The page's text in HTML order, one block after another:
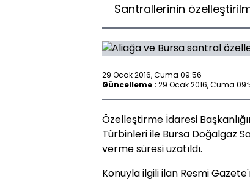
Santrallerinin
29 Ocak 2016, Cuma 09:56
Güncelleme : 29 Ocak 2016, Cuma
Özelleştirme İdaresi
Türbinleri ile Bursa Doğalgaz
verme süresi uzatıldı.
Konuyla ilgili ilan Resmi